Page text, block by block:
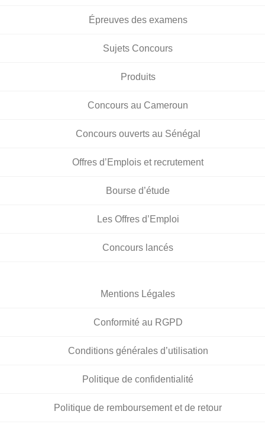
Épreuves des examens
Sujets Concours
Produits
Concours au Cameroun
Concours ouverts au Sénégal
Offres d’Emplois et recrutement
Bourse d’étude
Les Offres d’Emploi
Concours lancés
Mentions Légales
Conformité au RGPD
Conditions générales d’utilisation
Politique de confidentialité
Politique de remboursement et de retour